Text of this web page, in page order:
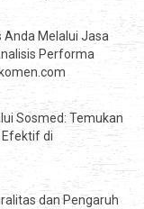
Melalui Jasa
Performa
Sosmed: Temukan
Efektif di
dan Pengaruh